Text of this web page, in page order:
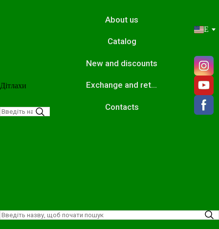
Дітлахи
About us
Catalog
New and discounts
Exchange and return
Contacts
EN